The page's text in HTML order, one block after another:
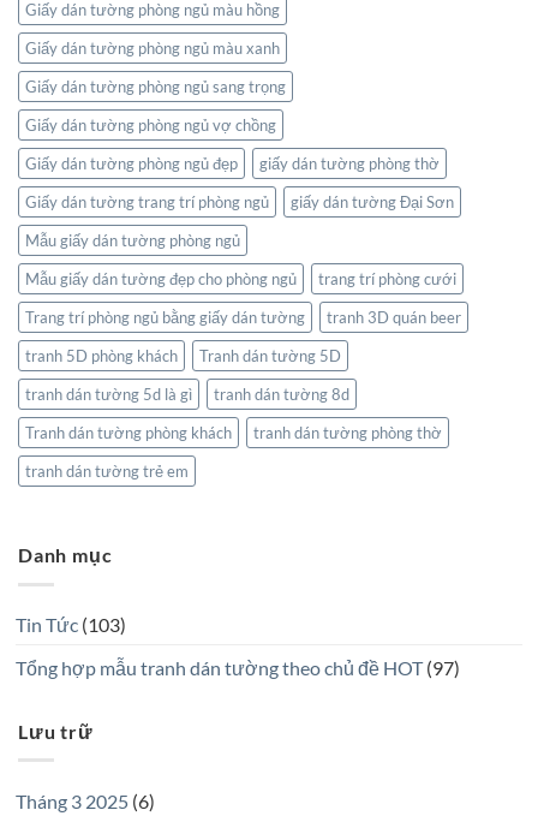
Giấy dán tường phòng ngủ màu hồng
Giấy dán tường phòng ngủ màu xanh
Giấy dán tường phòng ngủ sang trọng
Giấy dán tường phòng ngủ vợ chồng
Giấy dán tường phòng ngủ đẹp
giấy dán tường phòng thờ
Giấy dán tường trang trí phòng ngủ
giấy dán tường Đại Sơn
Mẫu giấy dán tường phòng ngủ
Mẫu giấy dán tường đẹp cho phòng ngủ
trang trí phòng cưới
Trang trí phòng ngủ bằng giấy dán tường
tranh 3D quán beer
tranh 5D phòng khách
Tranh dán tường 5D
tranh dán tường 5d là gì
tranh dán tường 8d
Tranh dán tường phòng khách
tranh dán tường phòng thờ
tranh dán tường trẻ em
Danh mục
Tin Tức(103)
Tổng hợp mẫu tranh dán tường theo chủ đề HOT(97)
Lưu trữ
Tháng 3 2025(6)